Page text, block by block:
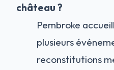
château ?
Pembroke
plusieurs
reconstitutions